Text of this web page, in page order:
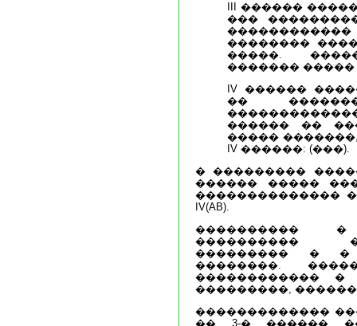
III ������
���
��������
�����.
������� �����
IV ������
��
������ ��
�����
IV ������: (���).
� ���������
������ �����
��������������
IV(AB).
����������
����������
��������� �
��������.
������������
���������,
�������������
�� 3-� ������